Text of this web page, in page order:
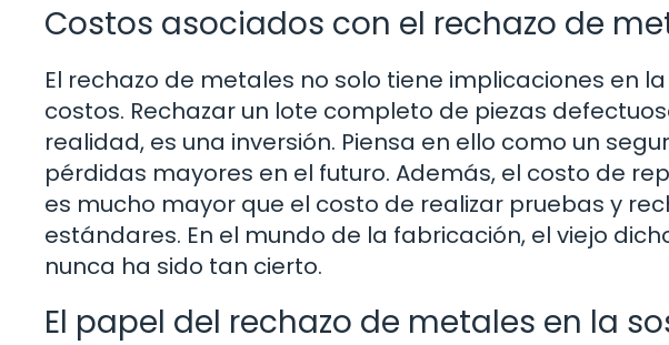
Costos asociados con el rechazo de
El rechazo de metales no solo tiene implicaciones en
costos. Rechazar un lote completo de piezas
realidad, es una inversión. Piensa en ello como un
pérdidas mayores en el futuro. Además, el costo de
es mucho mayor que el costo de realizar pruebas y
estándares. En el mundo de la fabricación, el viejo
nunca ha sido tan cierto.
El papel del rechazo de metales en la